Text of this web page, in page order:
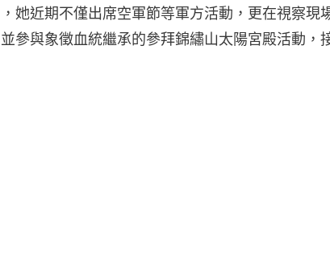
她近期不僅出席空軍節等軍方活動，更在視察現
參與象徵血統繼承的參拜錦繡山太陽宮殿活動，